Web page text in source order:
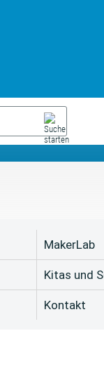
Das
MakerLab
Kitas und
Kontakt